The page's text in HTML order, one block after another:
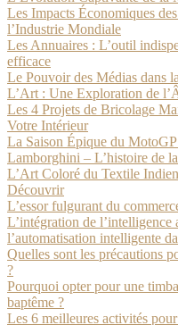
Les Impacts Économiques
l’Industrie Mondiale
Les Annuaires : L’outil
efficace
Le Pouvoir des Médias dans
L’Art : Une Exploration de
Les 4 Projets de Bricolage
Votre Intérieur
La Saison Épique du
Lamborghini – L’histoire de
L’Art Coloré du Textile
Découvrir
L’essor fulgurant du
L’intégration de
l’automatisation intelligente
Quelles sont les précautions
?
Pourquoi opter pour une
baptême ?
Les 6 meilleures activités